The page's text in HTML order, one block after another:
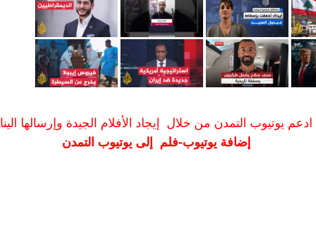
ادعم يوتيوب التمدن من خلال إيجاد الأفلام الجيدة وإرسالها الينا
إضافة يوتيوب-فلم إلى يوتيوب التمدن